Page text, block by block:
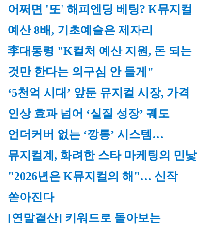
어쩌면 '또' 해피엔딩 베팅? K뮤지컬
예산 8배, 기초예술은 제자리
李대통령 "K컬처 예산 지원, 돈 되는
것만 한다는 의구심 안 들게"
‘5천억 시대’ 앞둔 뮤지컬 시장, 가격
인상 효과 넘어 ‘실질 성장’ 궤도
언더커버 없는 ‘깡통’ 시스템…
뮤지컬계, 화려한 스타 마케팅의 민낯
"2026년은 K뮤지컬의 해"… 신작
쏟아진다
[연말결산] 키워드로 돌아보는